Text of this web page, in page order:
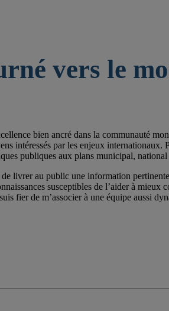
vers le
bien ancré dans la communauté
intéressés par les enjeux
publiques aux plans municipal,
livrer au public une information
susceptibles de l’aider à
fier de m’associer à une équipe aussi